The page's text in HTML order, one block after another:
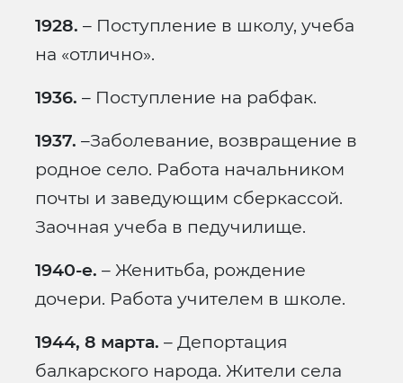
1928. – Поступление в школу, учеба
на «отлично».
1936. – Поступление на рабфак.
1937. –Заболевание, возвращение в
родное село. Работа начальником
почты и заведующим сберкассой.
Заочная учеба в педучилище.
1940-е. – Женитьба, рождение
дочери. Работа учителем в школе.
1944, 8 марта. – Депортация
балкарского народа. Жители села